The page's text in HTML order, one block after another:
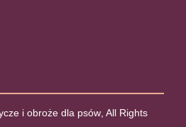
i obroże dla psów , All Rights